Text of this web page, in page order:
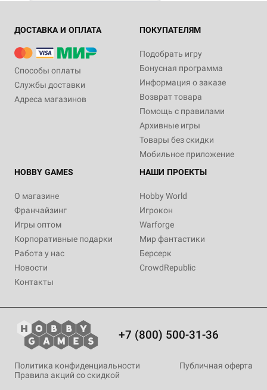
ДОСТАВКА И ОПЛАТА
Способы оплаты
Службы доставки
Адреса магазинов
ПОКУПАТЕЛЯМ
Подобрать игру
Бонусная программа
Информация о заказе
Возврат товара
Помощь с правилами
Архивные игры
Товары без скидки
Мобильное приложение
HOBBY GAMES
О магазине
Франчайзинг
Игры оптом
Корпоративные подарки
Работа у нас
Новости
Контакты
НАШИ ПРОЕКТЫ
Hobby World
Игрокон
Warforge
Мир фантастики
Берсерк
CrowdRepublic
+7 (800) 500-31-36
Политика конфиденциальности
Публичная оферта
Правила акций со скидкой